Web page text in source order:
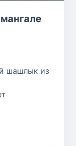
шашлык из